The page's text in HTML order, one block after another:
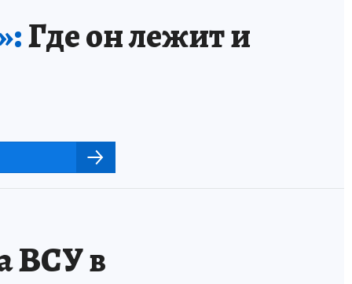
Где он лежит и
ВСУ в